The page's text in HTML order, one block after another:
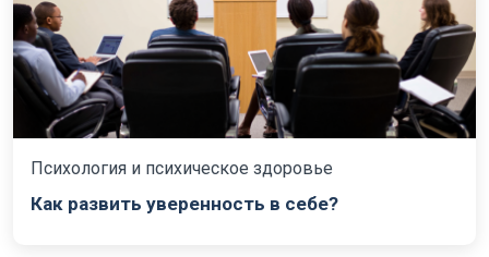
Психология и психическое здоровье
Как развить уверенность в себе?